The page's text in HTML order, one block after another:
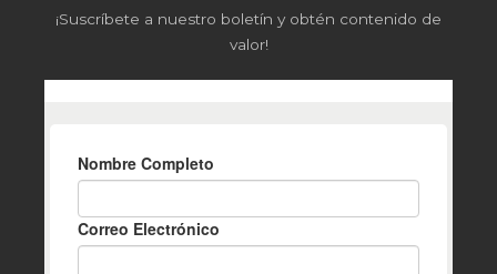
¡Suscríbete a nuestro boletín y obtén contenido de
valor!